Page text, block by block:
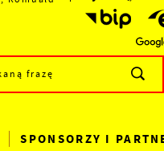
SPONSORZY I